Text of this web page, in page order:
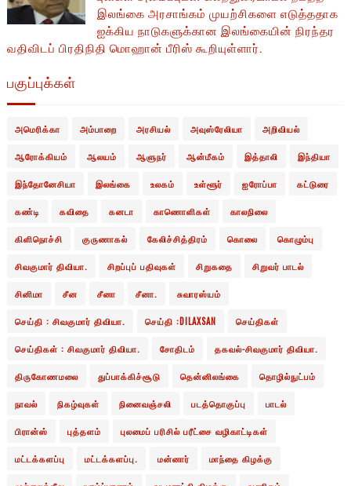
இலங்கை அரசாங்கம் முயற்சிகளை எடுத்ததாக
ஐக்கிய நாடுகளுக்கான இலங்கையின் நிரந்தர
வதிவிடப் பிரதிநிதி மொஹான் பீரிஸ் கூறியுள்ளார்.
பகுப்புக்கள்
அமெரிக்கா அம்பாறை அரசியல் அவுஸ்ரேலியா அறிவியல்
ஆரோக்கியம் ஆலயம் ஆளுநர் ஆன்மீகம் இத்தாலி இந்தியா
இந்தோனேசியா இலங்கை உலகம் உள்ளூர் ஐரோப்பா கட்டுரை
கண்டி கவிதை கனடா காணொளிகள் காலநிலை
கிளிநொச்சி குருணாகல் கேலிச்சித்திரம் கொலை கொழும்பு
சிவகுமார் திவியா. சிறப்புப் பதிவுகள் சிறுகதை சிறுவர் பாடல்
சினிமா சீன சீனா சீனா. சுவாரஸ்யம்
செய்தி : சிவகுமார் திவியா. செய்தி :DILAXSAN செய்திகள்
செய்திகள் : சிவகுமார் திவியா. சோதிடம் தகவல்-சிவகுமார் திவியா.
திருகோணமலை துப்பாக்கிச்சூடு தென்னிலங்கை தொழில்நுட்பம்
நாவல் நிகழ்வுகள் நினைவஞ்சலி படத்தொகுப்பு பாடல்
பிரான்ஸ் புத்தளம் புலமைப் பரிசில் பரீட்சை வழிகாட்டிகள்
மட்டக்களப்பு மட்டக்களப்பு. மன்னார் மாந்தை கிழக்கு